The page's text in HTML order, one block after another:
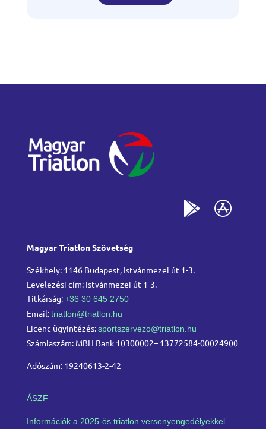
Magyar Triatlon Szövetség
Székhely: 1146 Budapest, Istvánmezei út 1-3.
Levelezési cím: Istvánmezei út 1-3.
Titkárság:+36 30 645 2750
Email:triatlon@triatlon.hu
Licenc ügyintézés:sportszervezo@triatlon.hu
Számlaszám: MBH Bank 10300002– 13772584-00024900
Adószám: 19240613-2-42
ÁSZF
Információk a 2025-ös triatlon versenyengedélyekkel